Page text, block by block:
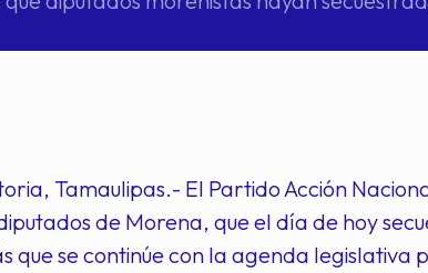
Tamaulipas.- El Partido Acción
de Morena, que el día de hoy
que se continúe con la agenda